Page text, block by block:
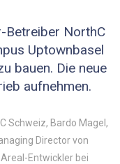
Betreiber NorthC
Uptownbasel
bauen. Die neue
aufnehmen.
Schweiz, Bardo Magel,
Director von
Entwickler bei